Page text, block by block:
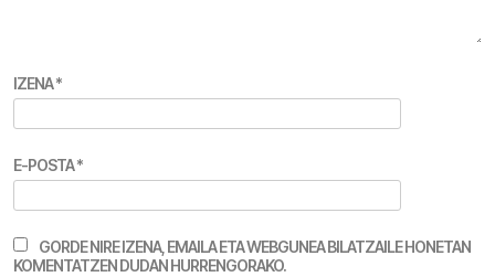
IZENA*
E-POSTA*
GORDE NIRE IZENA, EMAILA ETA WEBGUNEA BILATZAILE HONETAN
KOMENTATZEN DUDAN HURRENGORAKO.